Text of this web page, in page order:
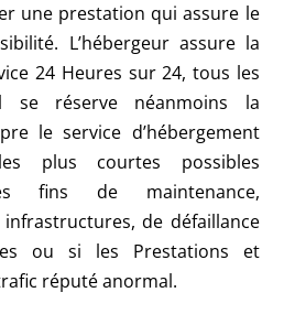
une prestation qui assure le
L’hébergeur assure la
24 Heures sur 24, tous les
se réserve néanmoins la
le service d’hébergement
plus courtes possibles
fins de maintenance,
infrastructures, de défaillance
ou si les Prestations et
réputé anormal.